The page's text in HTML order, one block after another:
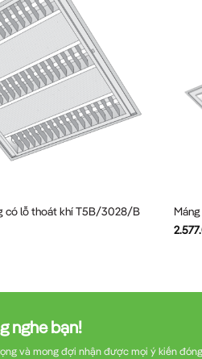
có lỗ thoát khí T5B/3028/B
nghe bạn!
và mong đợi nhận được mọi ý kiến